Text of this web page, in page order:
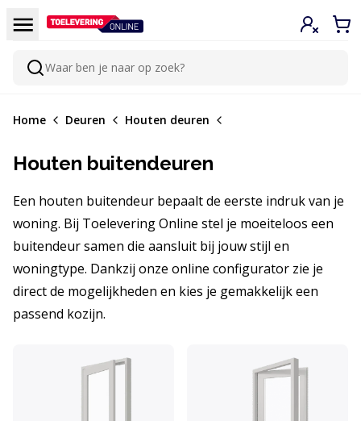
Menu
Zoeken
Waar ben je naar op zoek?
Inloggen
Home Deuren Houten deuren
Houten buitendeuren
Een houten buitendeur bepaalt de eerste indruk van je
woning. Bij Toelevering Online stel je moeiteloos een
buitendeur samen die aansluit bij jouw stijl en
woningtype. Dankzij onze online configurator zie je
direct de mogelijkheden en kies je gemakkelijk een
passend kozijn.